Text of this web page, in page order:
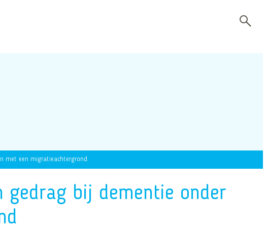
met een migratieachtergrond
gedrag bij dementie onder